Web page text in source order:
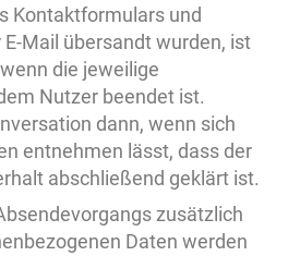
Kontaktformulars und
Mail übersandt wurden, ist
die jeweilige
Nutzer beendet ist.
dann, wenn sich
entnehmen lässt, dass der
abschließend geklärt ist.
zusätzlich
Daten werden